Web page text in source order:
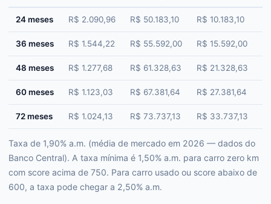
24 meses R$ 2.090,96 R$ 50.183,10 R$ 10.183,10
36 meses R$ 1.544,22 R$ 55.592,00 R$ 15.592,00
48 meses R$ 1.277,68 R$ 61.328,63 R$ 21.328,63
60 meses R$ 1.123,03 R$ 67.381,64 R$ 27.381,64
72 meses R$ 1.024,13 R$ 73.737,13 R$ 33.737,13
Taxa de 1,90% a.m. (média de mercado em 2026 — dados do
Banco Central). A taxa mínima é 1,50% a.m. para carro zero km
com score acima de 750. Para carro usado ou score abaixo de
600, a taxa pode chegar a 2,50% a.m.